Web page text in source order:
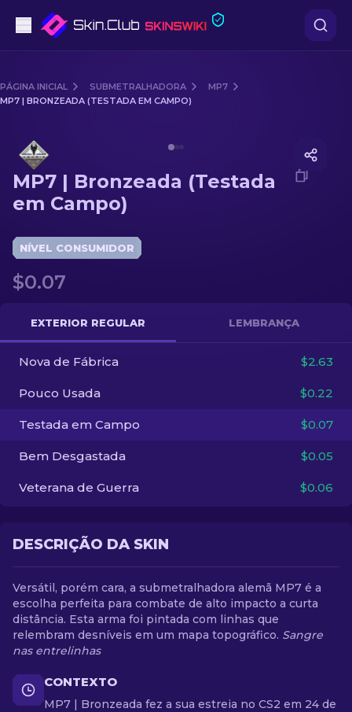
Nível intermédio
Rifles de Precisão
Luvas
Outro
PT-BR
PÁGINA INICIAL SUBMETRALHADORA
MP7
MP7 | BRONZEADA (TESTADA EM CAMPO)
MP7 | Bronzeada (Testada
em Campo)
NÍVEL CONSUMIDOR
$0.07
EXTERIOR REGULAR LEMBRANÇA
Nova de Fábrica $2.63
Pouco Usada $0.22
Testada em Campo $0.07
Bem Desgastada $0.05
Veterana de Guerra $0.06
DESCRIÇÃO DA SKIN
Versátil, porém cara, a submetralhadora alemã MP7 é a
escolha perfeita para combate de alto impacto a curta
distância. Esta arma foi pintada com linhas que
relembram desníveis em um mapa topográfico. Sangre
nas entrelinhas
CONTEXTO
MP7 | Bronzeada fez a sua estreia no CS2 em 24 de